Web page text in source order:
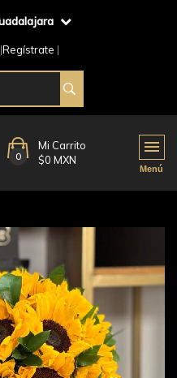
Regístrate
0
Mi Carrito
$0 MXN